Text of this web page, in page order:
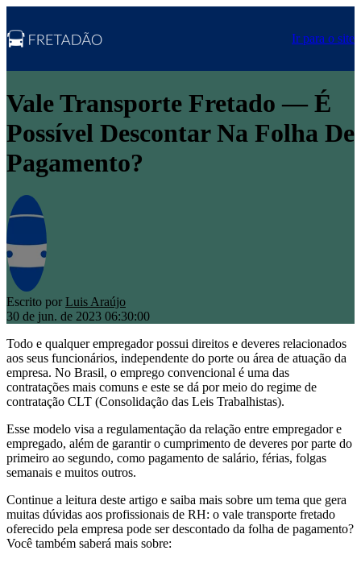
Ir para o site
Vale Transporte Fretado — É
Possível Descontar Na Folha De
Pagamento?
Escrito por Luis Araújo
30 de jun. de 2023 06:30:00
Todo e qualquer empregador possui direitos e deveres relacionados
aos seus funcionários, independente do porte ou área de atuação da
empresa. No Brasil, o emprego convencional é uma das
contratações mais comuns e este se dá por meio do regime de
contratação CLT (Consolidação das Leis Trabalhistas).
Esse modelo visa a regulamentação da relação entre empregador e
empregado, além de garantir o cumprimento de deveres por parte do
primeiro ao segundo, como pagamento de salário, férias, folgas
semanais e muitos outros.
Continue a leitura deste artigo e saiba mais sobre um tema que gera
muitas dúvidas aos profissionais de RH: o vale transporte fretado
oferecido pela empresa pode ser descontado da folha de pagamento?
Você também saberá mais sobre: